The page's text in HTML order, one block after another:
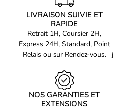
Urban Factory Hubee
STATION (TCD45UF)
Station d’accueil USB-C 4K
La conception de la station
compacte afin d’offrir une
intègre un câble très résistant
Cette station d'accueil MST
pour les ordinateurs compatible
USB-C. Elle prend en charge
Quantité de Ports USB 2.0
Nombre de ports VGA (D-
1
Interface de l'hôte
USB
Quantité d'interface
LIVRAISON SUIVIE ET
RAPIDE
Retrait 1H, Coursier 2H,
Express 24H, Standard, Point
Relais ou sur Rendez-vous.
NOS GARANTIES ET
EXTENSIONS